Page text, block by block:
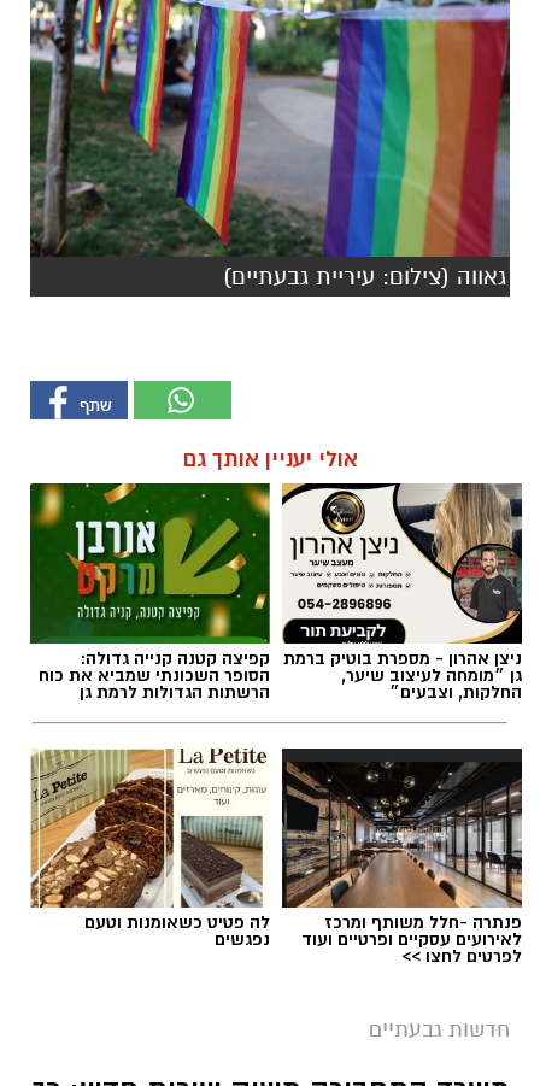
גאווה (צילום: עיריית גבעתיים)
אולי יעניין אותך גם
ניצן אהרון - מספרת בוטיק ברמת
גן ״מומחה לעיצוב שיער,
החלקות, וצבעים״
קפיצה קטנה קנייה גדולה:
הסופר השכונתי שמביא את כוח
הרשתות הגדולות לרמת גן
פנתרה -חלל משותף ומרכז
לאירועים עסקיים ופרטיים ועוד
לפרטים לחצו >>
לה פטיט כשאומנות וטעם
נפגשים
חדשות גבעתיים